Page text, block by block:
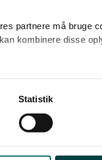
partnere må bruge
kombinere disse
tid læse mere om
Oplysninger om
Statistik